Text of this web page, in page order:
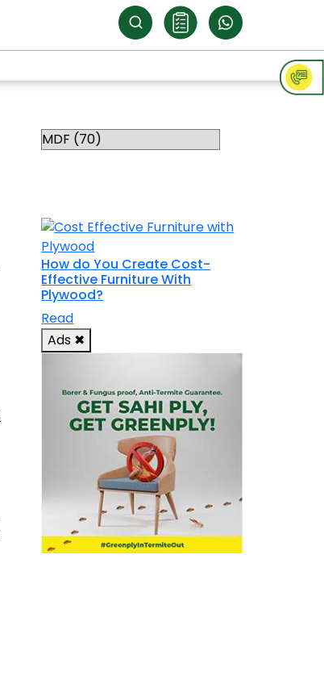
How do You Create Cost-
Effective Furniture With
Plywood?
Read
Ads ✖